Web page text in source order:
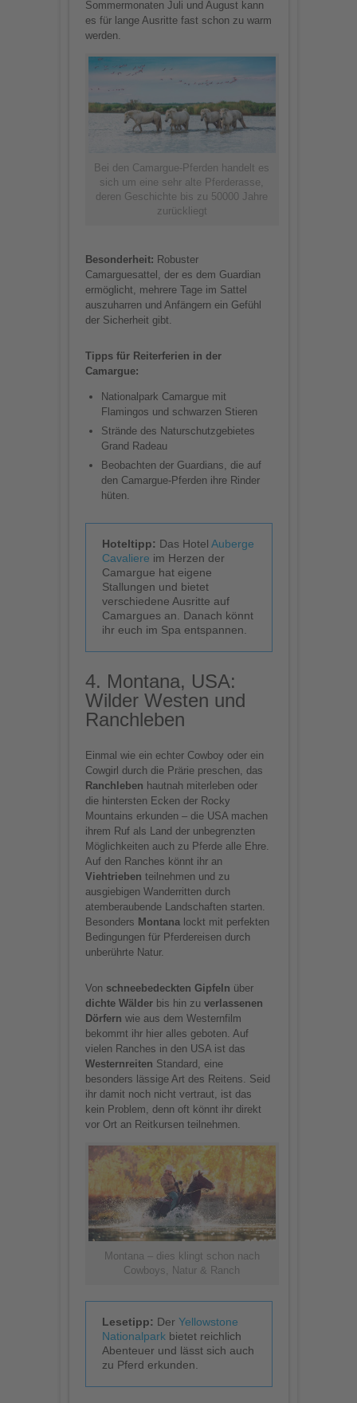
Sommermonaten Juli und August kann
es für lange Ausritte fast schon zu warm
werden.
Bei den Camargue-Pferden handelt es
sich um eine sehr alte Pferderasse,
deren Geschichte bis zu 50000 Jahre
zurückliegt
Besonderheit: Robuster
Camarguesattel, der es dem Guardian
ermöglicht, mehrere Tage im Sattel
auszuharren und Anfängern ein Gefühl
der Sicherheit gibt.
Tipps für Reiterferien in der
Camargue:
Nationalpark Camargue mit
Flamingos und schwarzen Stieren
Strände des Naturschutzgebietes
Grand Radeau
Beobachten der Guardians, die auf
den Camargue-Pferden ihre Rinder
hüten.
Hoteltipp: Das Hotel Auberge
Cavaliere im Herzen der
Camargue hat eigene
Stallungen und bietet
verschiedene Ausritte auf
Camargues an. Danach könnt
ihr euch im Spa entspannen.
4. Montana, USA:
Wilder Westen und
Ranchleben
Einmal wie ein echter Cowboy oder ein
Cowgirl durch die Prärie preschen, das
Ranchleben hautnah miterleben oder
die hintersten Ecken der Rocky
Mountains erkunden – die USA machen
ihrem Ruf als Land der unbegrenzten
Möglichkeiten auch zu Pferde alle Ehre.
Auf den Ranches könnt ihr an
Viehtrieben teilnehmen und zu
ausgiebigen Wanderritten durch
atemberaubende Landschaften starten.
Besonders Montanalockt mit perfekten
Bedingungen für Pferdereisen durch
unberührte Natur.
Von schneebedeckten Gipfeln über
dichte Wälderbis hin zu verlassenen
Dörfern wie aus dem Westernfilm
bekommt ihr hier alles geboten. Auf
vielen Ranches in den USA ist das
Westernreiten Standard, eine
besonders lässige Art des Reitens. Seid
ihr damit noch nicht vertraut, ist das
kein Problem, denn oft könnt ihr direkt
vor Ort an Reitkursen teilnehmen.
Montana – dies klingt schon nach
Cowboys, Natur & Ranch
Lesetipp: Der Yellowstone
Nationalparkbietet reichlich
Abenteuer und lässt sich auch
zu Pferd erkunden.